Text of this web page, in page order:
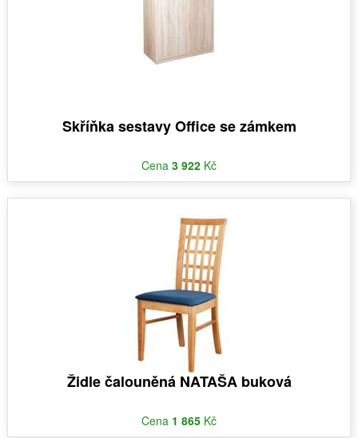
Skříňka sestavy Office se zámkem
Cena 3 922 Kč
Židle čalouněná NATAŠA buková
Cena 1 865 Kč